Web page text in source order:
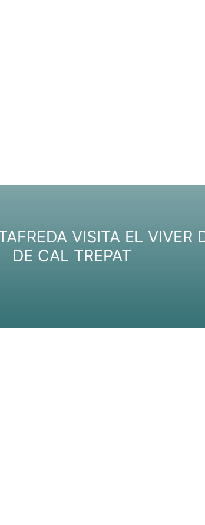
VISITA EL VIVER
DE CAL TREPAT